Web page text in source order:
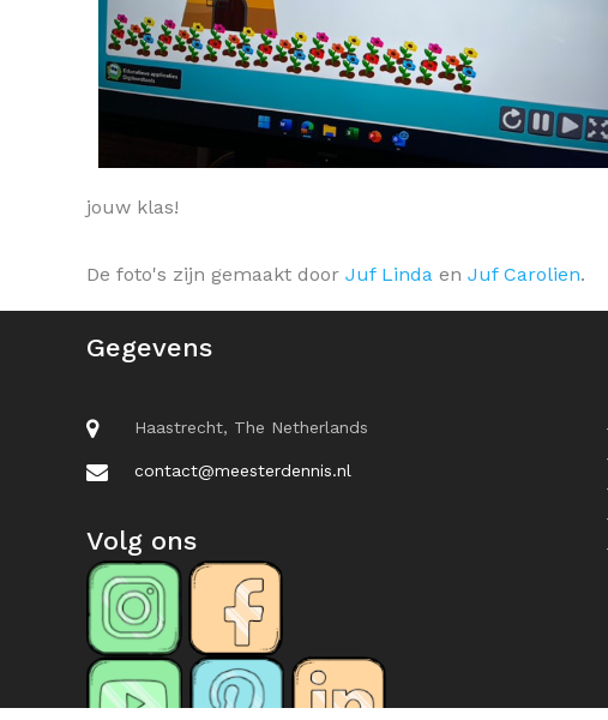
jouw klas!
De foto's zijn gemaakt door Juf Linda en Juf Carolien.
Gegevens
Haastrecht, The Netherlands
contact@meesterdennis.nl
Volg ons